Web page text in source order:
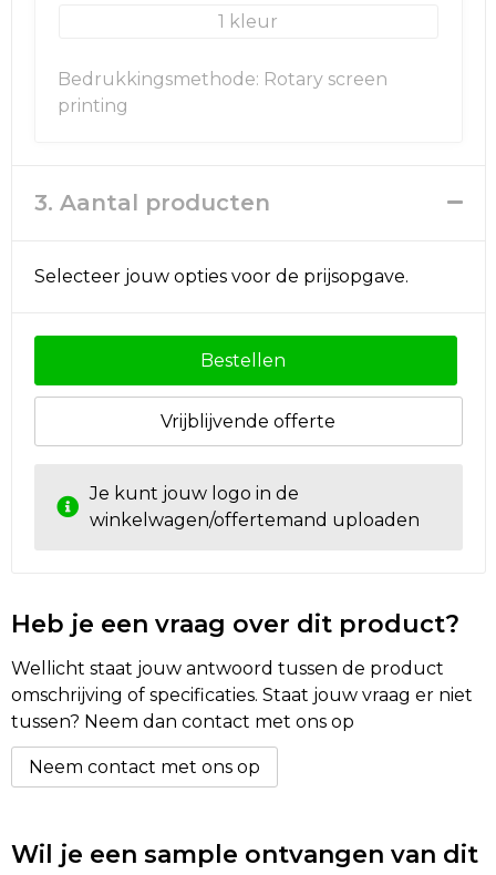
1
Bedrukkingsmethode: Rotary screen
printing
3. Aantal producten
Selecteer jouw opties voor de prijsopgave.
Bestellen
Vrijblijvende offerte
Je kunt jouw logo in de
winkelwagen/offertemand uploaden
Heb je een vraag over dit product?
Wellicht staat jouw antwoord tussen de product
omschrijving of specificaties. Staat jouw vraag er niet
tussen? Neem dan contact met ons op
Neem contact met ons op
Wil je een sample ontvangen van dit